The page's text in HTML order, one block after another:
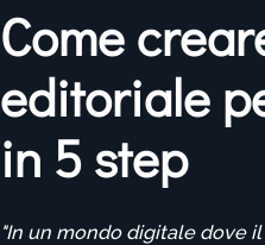
Come
editoriale
in 5 step
"In un mondo digitale dove